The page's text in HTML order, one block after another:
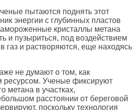
пытаются поднять этот
энергии с глубинных пластов
кристаллы метана
и пузыриться, под воздействием
газ и растворяются, еще находясь
не думают о том, как
ресурсом. Ученые фиксируют
метана в участках,
расстоянии от береговой
поскольку технология